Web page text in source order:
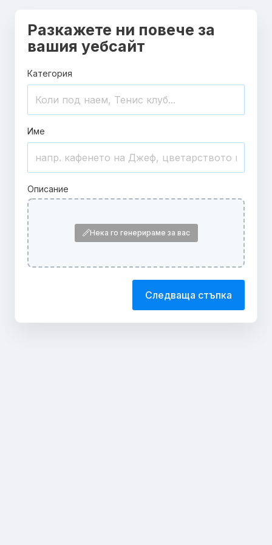
Разкажете ни повече за
вашия уебсайт
Категория
Име
Описание
Нека го генерираме за вас
Следваща стъпка